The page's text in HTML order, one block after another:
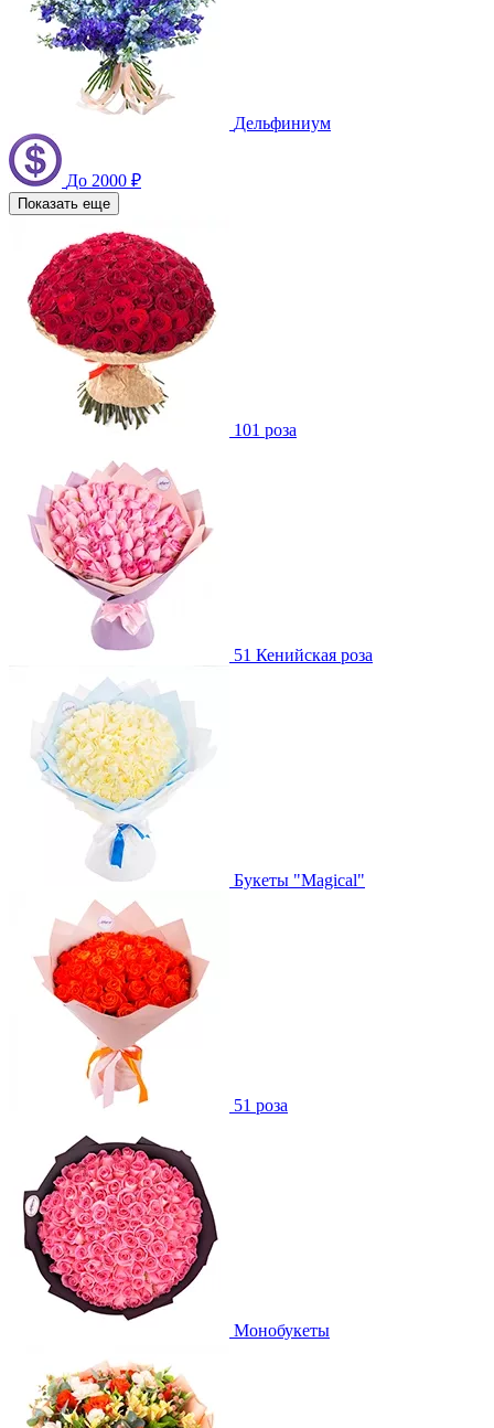
Дельфиниум
До 2000 ₽
Показать еще
101 роза
51 Кенийская роза
Букеты "Magical"
51 роза
Монобукеты